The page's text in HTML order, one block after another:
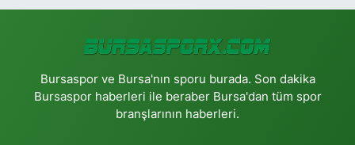
Bursaspor ve Bursa'nın sporu burada. Son dakika
Bursaspor haberleri ile beraber Bursa'dan tüm spor
branşlarının haberleri.